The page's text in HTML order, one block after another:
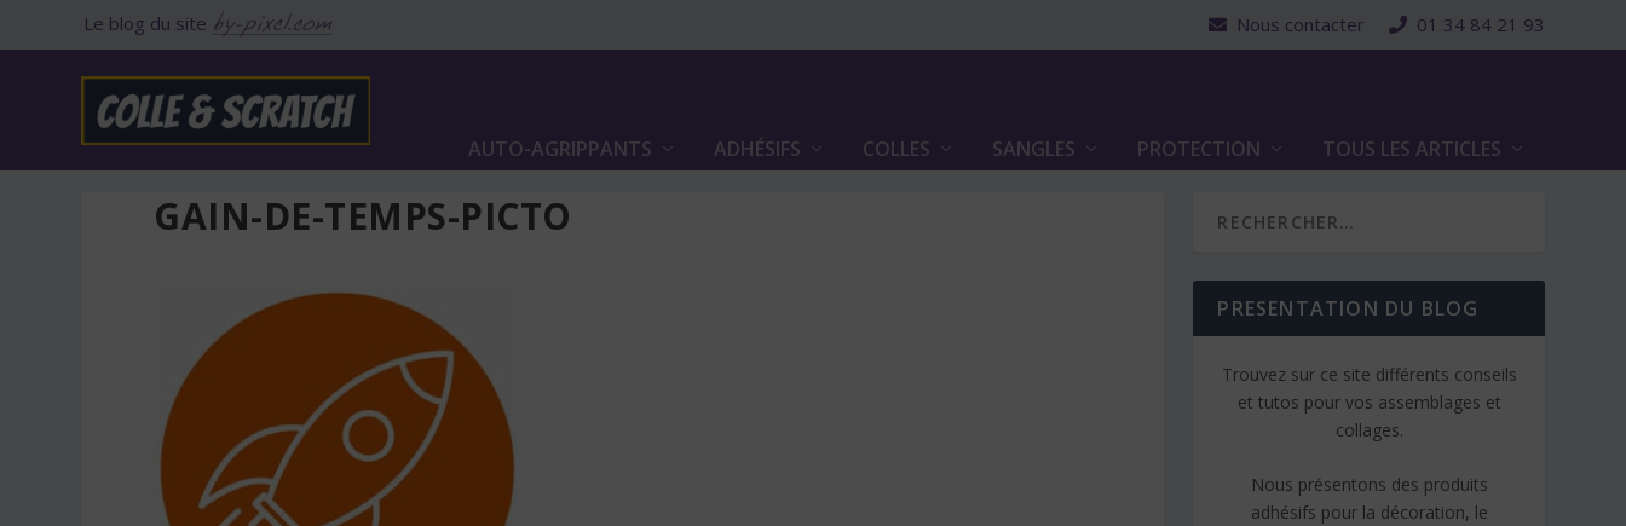
Le blog du site Nous contacter 01 34 84 21 93
AUTO-AGRIPPANTS ADHÉSIFS COLLES SANGLES PROTECTION TOUS LES ARTICLES
GAIN-DE-TEMPS-PICTO
PRESENTATION DU BLOG
Trouvez sur ce site différents conseils
et tutos pour vos assemblages et
collages.
Nous présentons des produits
adhésifs pour la décoration, le